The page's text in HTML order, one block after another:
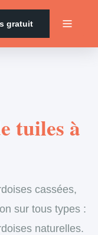
gratuit
tuiles à
cassées,
sur tous types :
naturelles.